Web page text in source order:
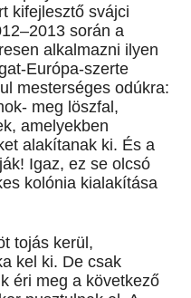
kifejlesztő svájci
során a
alkalmazni ilyen
Európa-szerte
mesterséges odúkra:
meg löszfal,
amelyekben
alakítanak ki. És a
Igaz, ez se olcsó
kolónia kialakítása
tojás kerül,
kel ki. De csak
éri meg a következő